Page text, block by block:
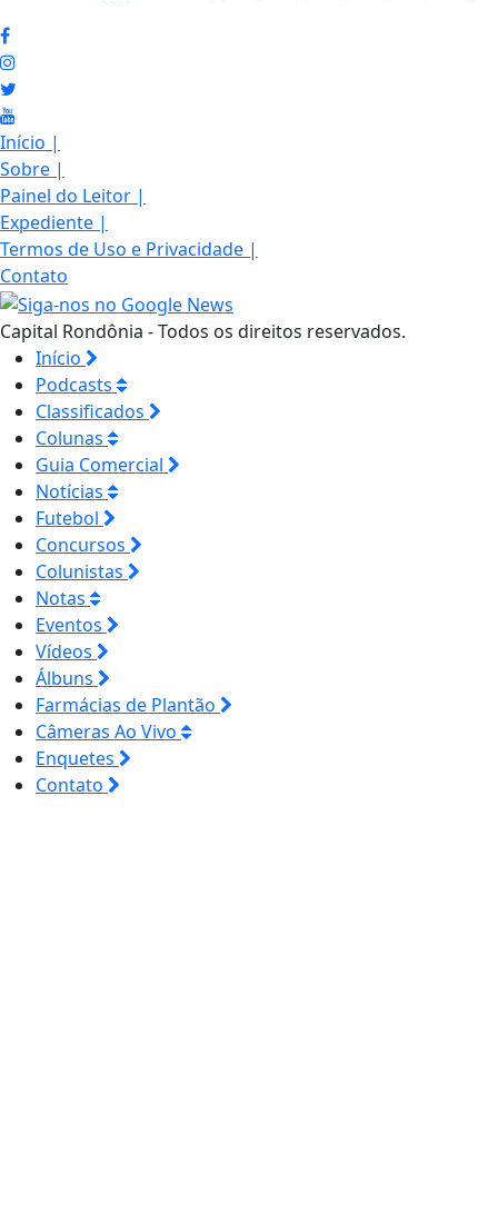
Início |
Sobre |
Painel do Leitor |
Expediente |
Termos de Uso e Privacidade |
Contato
Capital Rondônia - Todos os direitos reservados.
Início
Podcasts
Classificados
Colunas
Guia Comercial
Notícias
Futebol
Concursos
Colunistas
Notas
Eventos
Vídeos
Álbuns
Farmácias de Plantão
Câmeras Ao Vivo
Enquetes
Contato